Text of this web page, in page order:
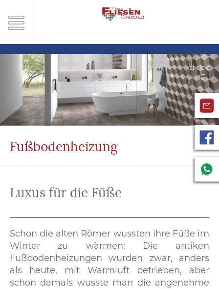
Fußbodenheizung
Luxus für die Füße
Schon die alten Römer wussten ihre Füße im
Winter zu wärmen: Die antiken
Fußbodenheizungen wurden zwar, anders
als heute, mit Warmluft betrieben, aber
schon damals wusste man die angenehme